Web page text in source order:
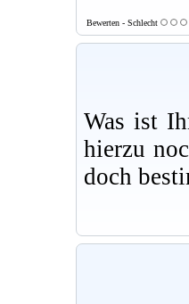
Bewerten - Schlecht
Was ist
hierzu
doch